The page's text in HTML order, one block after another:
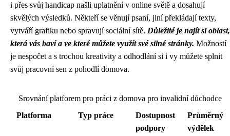
i přes svůj handicap našli uplatnění v online světě a dosahují
skvělých výsledků. Někteří se věnují psaní, jiní překládají texty,
vytváří grafiku nebo spravují sociální sítě. Důležité je najít si oblast,
která vás baví a ve které můžete využít své silné stránky. Možností
je nespočet a s trochou kreativity a odhodlání si i vy můžete splnit
svůj pracovní sen z pohodlí domova.
Srovnání platforem pro práci z domova pro invalidní důchodce
Platforma
Typ práce
Dostupnost
podpory
Průměrný
výdělek